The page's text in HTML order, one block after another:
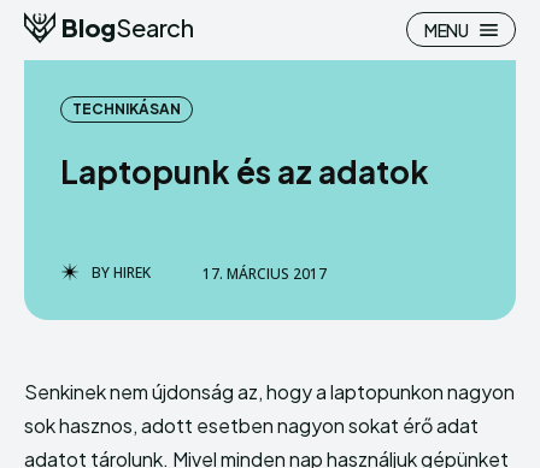
Homepage
Hasznos
Otthon
Homepage
Hasznos
Otthon
BlogSearch MENU
TECHNIKÁSAN
Laptopunk és az adatok
BYHIREK 17. MÁRCIUS 2017
Senkinek nem újdonság az, hogy a laptopunkon nagyon
sok hasznos, adott esetben nagyon sokat érő adat
adatot tárolunk. Mivel minden nap használjuk gépünket